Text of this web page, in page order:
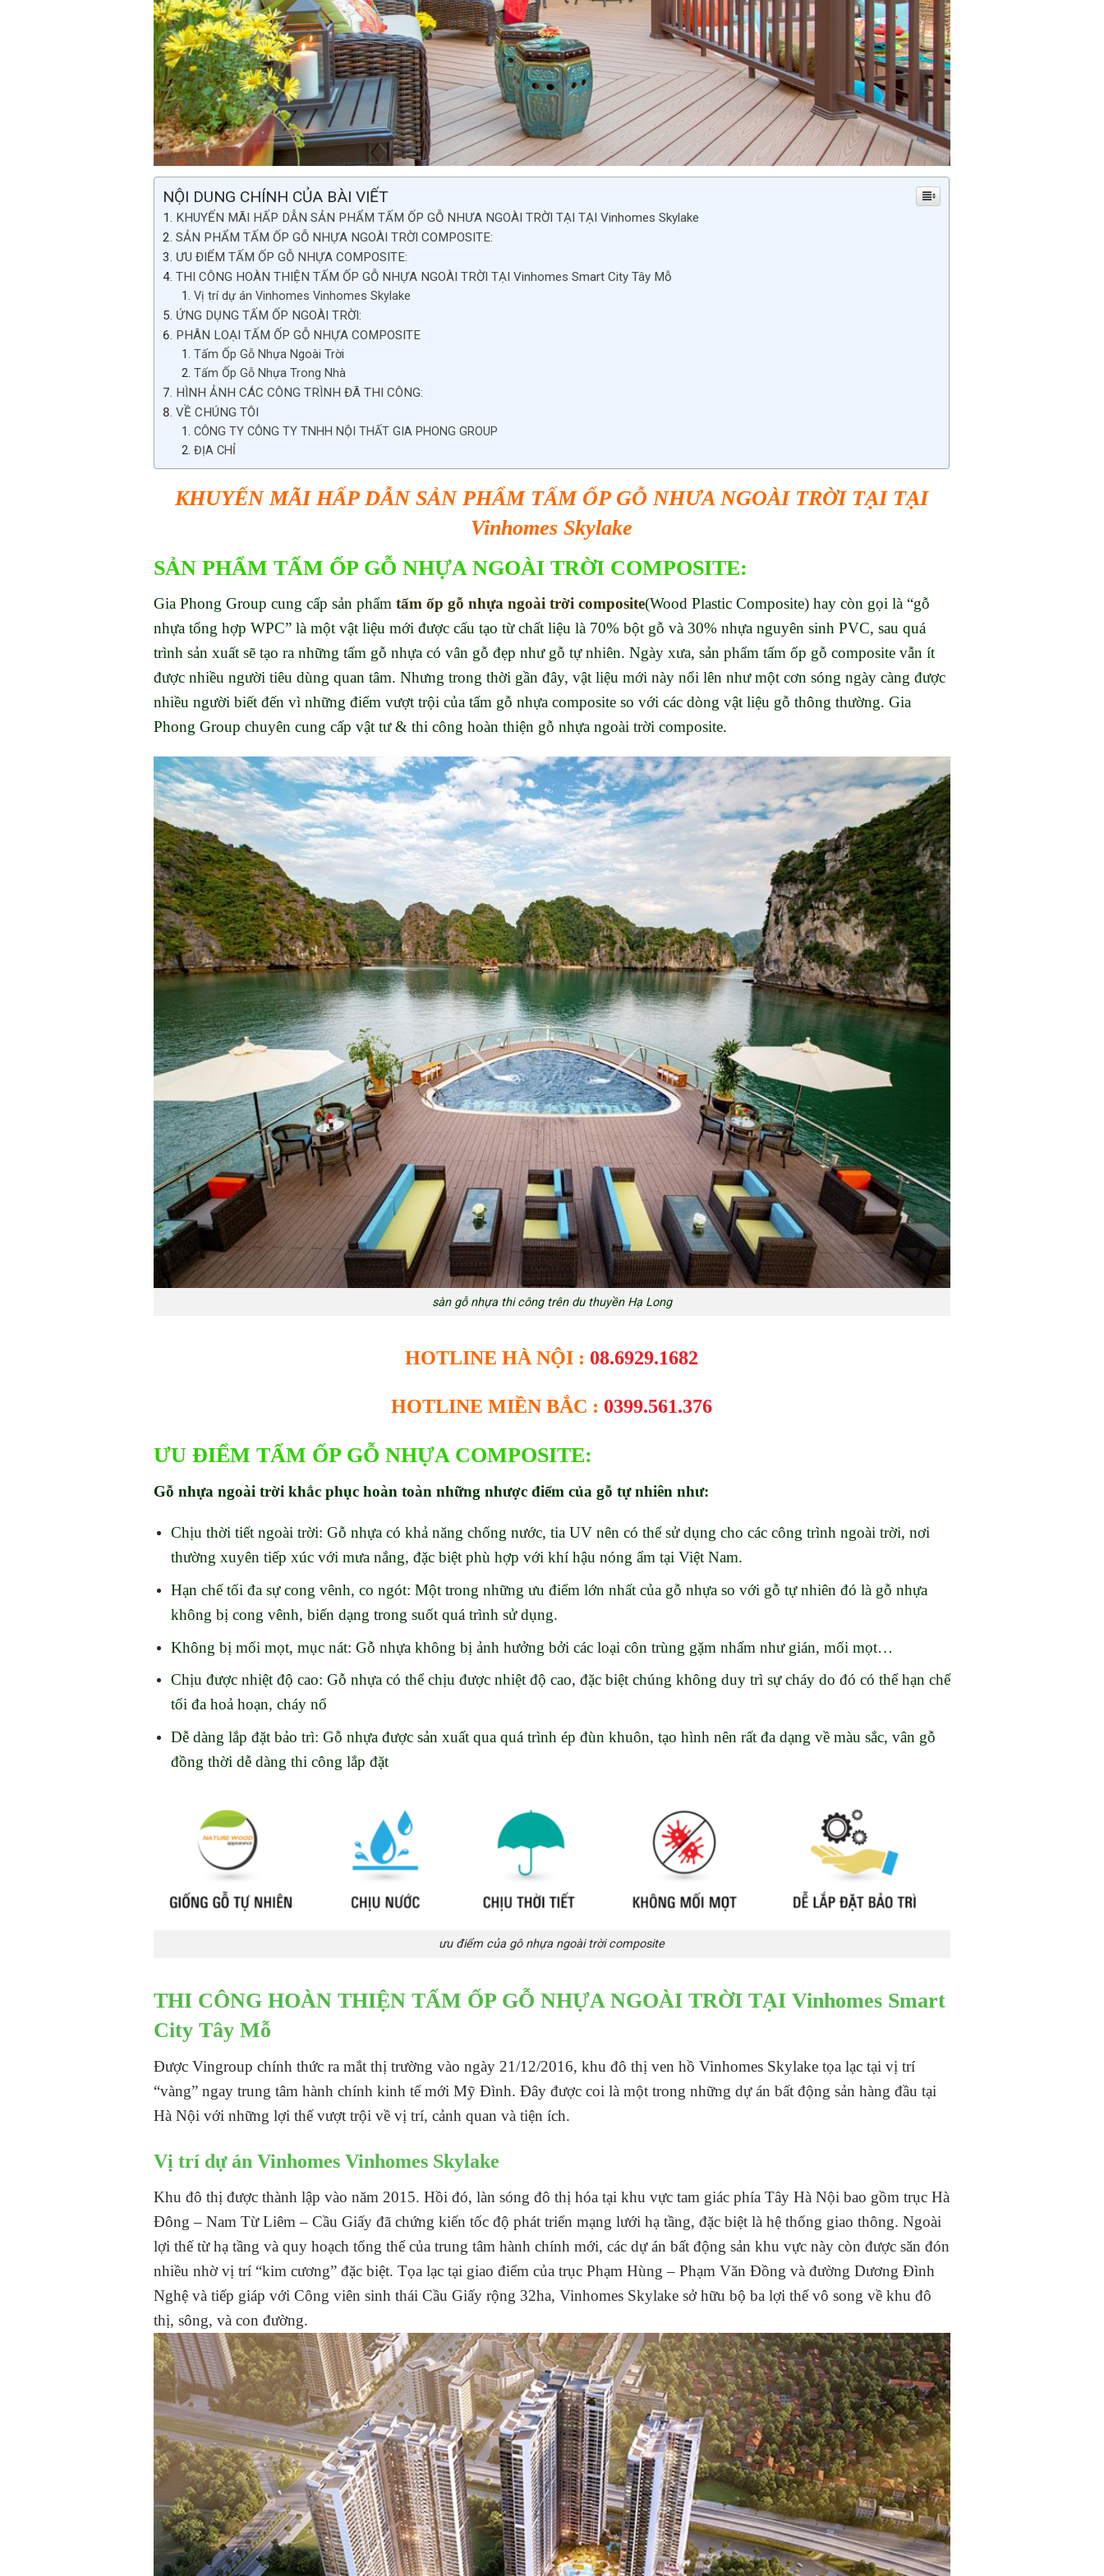
NỘI DUNG CHÍNH CỦA BÀI VIẾT
KHUYẾN MÃI HẤP DẪN SẢN PHẨM TẤM ỐP GỖ NHƯA NGOÀI TRỜI TẠI TẠI Vinhomes Skylake
SẢN PHẨM TẤM ỐP GỖ NHỰA NGOÀI TRỜI COMPOSITE:
ƯU ĐIỂM TẤM ỐP GỖ NHỰA COMPOSITE:
THI CÔNG HOÀN THIỆN TẤM ỐP GỖ NHỰA NGOÀI TRỜI TẠI Vinhomes Smart City Tây Mỗ
Vị trí dự án Vinhomes Vinhomes Skylake
ỨNG DỤNG TẤM ỐP NGOÀI TRỜI:
PHÂN LOẠI TẤM ỐP GỖ NHỰA COMPOSITE
Tấm Ốp Gỗ Nhựa Ngoài Trời
Tấm Ốp Gỗ Nhựa Trong Nhà
HÌNH ẢNH CÁC CÔNG TRÌNH ĐÃ THI CÔNG:
VỀ CHÚNG TÔI
CÔNG TY CÔNG TY TNHH NỘI THẤT GIA PHONG GROUP
ĐỊA CHỈ
KHUYẾN MÃI HẤP DẪNSẢN PHẨM TẤM ỐP GỖ NHƯA NGOÀI TRỜI TẠI TẠI
Vinhomes Skylake
SẢN PHẨM TẤM ỐP GỖ NHỰA NGOÀI TRỜI COMPOSITE:
Gia Phong Group cung cấp sản phẩm tấm ốp gỗ nhựa ngoài trời composite(Wood Plastic Composite) hay còn gọi là “gỗ
nhựa tổng hợp WPC” là một vật liệu mới được cấu tạo từ chất liệu là 70% bột gỗ và 30% nhựa nguyên sinh PVC, sau quá
trình sản xuất sẽ tạo ra những tấm gỗ nhựa có vân gỗ đẹp như gỗ tự nhiên. Ngày xưa, sản phẩm tấm ốp gỗ composite vẫn ít
được nhiều người tiêu dùng quan tâm. Nhưng trong thời gần đây, vật liệu mới này nổi lên như một cơn sóng ngày càng được
nhiều người biết đến vì những điểm vượt trội của tấm gỗ nhựa composite so với các dòng vật liệu gỗ thông thường. Gia
Phong Group chuyên cung cấp vật tư & thi công hoàn thiện gỗ nhựa ngoài trời composite.
sàn gỗ nhựa thi công trên du thuyền Hạ Long
HOTLINE HÀ NỘI : 08.6929.1682
HOTLINE MIỀN BẮC : 0399.561.376
ƯU ĐIỂM TẤM ỐP GỖ NHỰA COMPOSITE:
Gỗ nhựa ngoài trời khắc phục hoàn toàn những nhược điểm của gỗ tự nhiên như:
Chịu thời tiết ngoài trời: Gỗ nhựa có khả năng chống nước, tia UV nên có thể sử dụng cho các công trình ngoài trời, nơi
thường xuyên tiếp xúc với mưa nắng, đặc biệt phù hợp với khí hậu nóng ẩm tại Việt Nam.
Hạn chế tối đa sự cong vênh, co ngót: Một trong những ưu điểm lớn nhất của gỗ nhựa so với gỗ tự nhiên đó là gỗ nhựa
không bị cong vênh, biến dạng trong suốt quá trình sử dụng.
Không bị mối mọt, mục nát: Gỗ nhựa không bị ảnh hưởng bởi các loại côn trùng gặm nhấm như gián, mối mọt…
Chịu được nhiệt độ cao: Gỗ nhựa có thể chịu được nhiệt độ cao, đặc biệt chúng không duy trì sự cháy do đó có thể hạn chế
tối đa hoả hoạn, cháy nổ
Dễ dàng lắp đặt bảo trì: Gỗ nhựa được sản xuất qua quá trình ép đùn khuôn, tạo hình nên rất đa dạng về màu sắc, vân gỗ
đồng thời dễ dàng thi công lắp đặt
ưu điểm của gô nhựa ngoài trời composite
THI CÔNG HOÀN THIỆN TẤM ỐP GỖ NHỰA NGOÀI TRỜI TẠI Vinhomes Smart
City Tây Mỗ
Được Vingroup chính thức ra mắt thị trường vào ngày 21/12/2016, khu đô thị ven hồ Vinhomes Skylake tọa lạc tại vị trí
“vàng” ngay trung tâm hành chính kinh tế mới Mỹ Đình. Đây được coi là một trong những dự án bất động sản hàng đầu tại
Hà Nội với những lợi thế vượt trội về vị trí, cảnh quan và tiện ích.
Vị trí dự án Vinhomes Vinhomes Skylake
Khu đô thị được thành lập vào năm 2015. Hồi đó, làn sóng đô thị hóa tại khu vực tam giác phía Tây Hà Nội bao gồm trục Hà
Đông – Nam Từ Liêm – Cầu Giấy đã chứng kiến ​​tốc độ phát triển mạng lưới hạ tầng, đặc biệt là hệ thống giao thông. Ngoài
lợi thế từ hạ tầng và quy hoạch tổng thể của trung tâm hành chính mới, các dự án bất động sản khu vực này còn được săn đón
nhiều nhờ vị trí “kim cương” đặc biệt. Tọa lạc tại giao điểm của trục Phạm Hùng – Phạm Văn Đồng và đường Dương Đình
Nghệ và tiếp giáp với Công viên sinh thái Cầu Giấy rộng 32ha, Vinhomes Skylake sở hữu bộ ba lợi thế vô song về khu đô
thị, sông, và con đường.